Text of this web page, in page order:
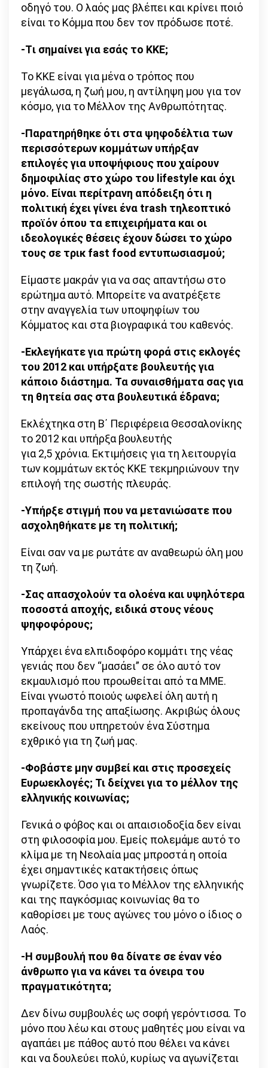
οδηγό του. Ο λαός μας βλέπει και κρίνει ποιό
είναι το Κόμμα που δεν τον πρόδωσε ποτέ.
-Tι σημαίνει για εσάς το ΚΚΕ;
Το ΚΚΕ είναι για μένα ο τρόπος που
μεγάλωσα, η ζωή μου, η αντίληψη μου για τον
κόσμο, για το Μέλλον της Ανθρωπότητας.
-Παρατηρήθηκε ότι στα ψηφοδέλτια των
περισσότερων κομμάτων υπήρξαν
επιλογές για υποψήφιους που χαίρουν
δημοφιλίας στο χώρο του lifestyle και όχι
μόνο. Είναι περίτρανη απόδειξη ότι η
πολιτική έχει γίνει ένα trash τηλεοπτικό
προϊόν όπου τα επιχειρήματα και οι
ιδεολογικές θέσεις έχουν δώσει το χώρο
τους σε τρικ fast food εντυπωσιασμού;
Είμαστε μακράν για να σας απαντήσω στο
ερώτημα αυτό. Μπορείτε να ανατρέξετε
στην αναγγελία των υποψηφίων του
Κόμματος και στα βιογραφικά του καθενός.
-Εκλεγήκατε για πρώτη φορά στις εκλογές
του 2012 και υπήρξατε βουλευτής για
κάποιο διάστημα. Τα συναισθήματα σας για
τη θητεία σας στα βουλευτικά έδρανα;
Εκλέχτηκα στη Β΄ Περιφέρεια Θεσσαλονίκης
το 2012 και υπήρξα βουλευτής
για 2,5 χρόνια. Εκτιμήσεις για τη λειτουργία
των κομμάτων εκτός ΚΚΕ τεκμηριώνουν την
επιλογή της σωστής πλευράς.
-Υπήρξε στιγμή που να μετανιώσατε που
ασχοληθήκατε με τη πολιτική;
Είναι σαν να με ρωτάτε αν αναθεωρώ όλη μου
τη ζωή.
-Σας απασχολούν τα ολοένα και υψηλότερα
ποσοστά αποχής, ειδικά στους νέους
ψηφοφόρους;
Υπάρχει ένα ελπιδοφόρο κομμάτι της νέας
γενιάς που δεν “μασάει” σε όλο αυτό τον
εκμαυλισμό που προωθείται από τα ΜΜΕ.
Είναι γνωστό ποιούς ωφελεί όλη αυτή η
προπαγάνδα της απαξίωσης. Ακριβώς όλους
εκείνους που υπηρετούν ένα Σύστημα
εχθρικό για τη ζωή μας.
-Φοβάστε μην συμβεί και στις προσεχείς
Ευρωεκλογές; Τι δείχνει για το μέλλον της
ελληνικής κοινωνίας;
Γενικά ο φόβος και οι απαισιοδοξία δεν είναι
στη φιλοσοφία μου. Εμείς πολεμάμε αυτό το
κλίμα με τη Νεολαία μας μπροστά η οποία
έχει σημαντικές κατακτήσεις όπως
γνωρίζετε. Όσο για το Μέλλον της ελληνικής
και της παγκόσμιας κοινωνίας θα το
καθορίσει με τους αγώνες του μόνο ο ίδιος ο
Λαός.
-Η συμβουλή που θα δίνατε σε έναν νέο
άνθρωπο για να κάνει τα όνειρα του
πραγματικότητα;
Δεν δίνω συμβουλές ως σοφή γερόντισσα. Το
μόνο που λέω και στους μαθητές μου είναι να
αγαπάει με πάθος αυτό που θέλει να κάνει
και να δουλεύει πολύ, κυρίως να αγωνίζεται